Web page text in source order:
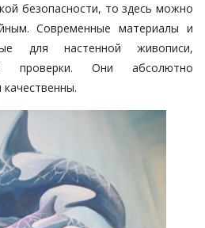
безопасности, то здесь можно
Современные материалы и
для настенной живописи,
проверки. Они абсолютно